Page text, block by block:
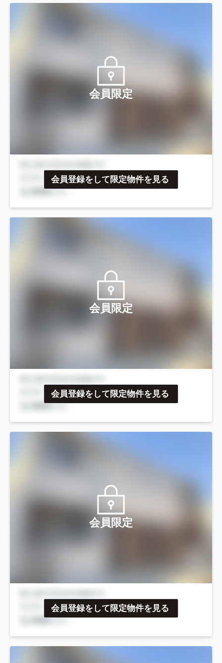
会員限定
会員登録をして限定物件を見る
会員限定
会員登録をして限定物件を見る
会員限定
会員登録をして限定物件を見る